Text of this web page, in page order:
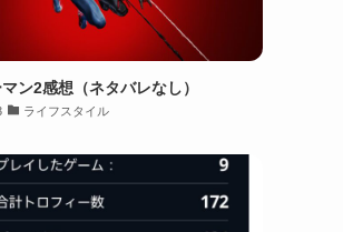
ン2感想（ネタバレなし）
ライフスタイル